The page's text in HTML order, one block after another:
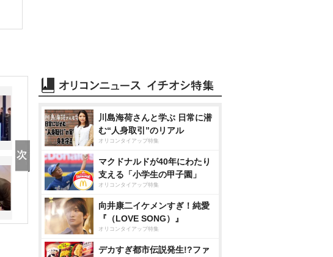
川島海荷さんと学ぶ 日常に潜
む“人身取引”のリアル
オリコンタイアップ特集
マクドナルドが40年にわたり
支える「小学生の甲子園」
オリコンタイアップ特集
向井康二イケメンすぎ！純愛
『（LOVE SONG）』
オリコンタイアップ特集
デカすぎ都市伝説発生!?ファ